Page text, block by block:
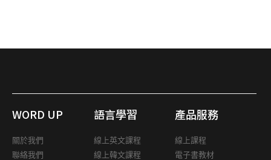
WORD UP
關於我們
聯絡我們
語言學習
線上英文課程
線上韓文課程
產品服務
線上課程
電子書教材